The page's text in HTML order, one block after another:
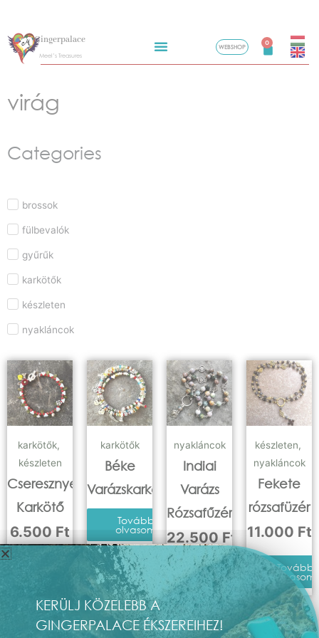
content
Gingerpalace
Meel’s Treasures
WEBSHOP
0
Kosár
virág
Categories
brossok
fülbevalók
gyűrűk
karkötők
készleten
nyakláncok
karkötők,
készleten
Cseresznyevirág
Karkötő
6.500Ft
karkötők
Béke
Varázskarkötő
Tovább
olvasom
nyakláncok
Indiai
Varázs
Rózsafűzér
22.500Ft
Kosárba
teszem
készleten,
nyakláncok
Fekete
rózsafüzér
11.000 Ft
Tovább
olvasom
KERÜLJ KÖZELEBB A
GINGERPALACE ÉKSZEREIHEZ!